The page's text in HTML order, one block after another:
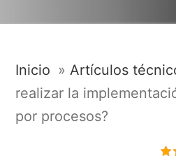
Inicio » Artículos
realizar la
por procesos?